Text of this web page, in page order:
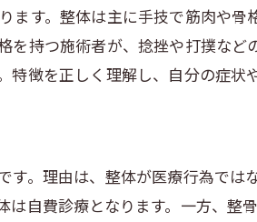
合う整体院選びで重要なポイント
院の選び方を徹底解説
整骨院の違いとメリットを解説
用の有無と施術内容の違いを知ろ
評価で見る整体・整骨院の選び方
す。整体は主に手技で筋肉や
持つ施術者が、捻挫や打撲な
徴を正しく理解し、自分の症状
。理由は、整体が医療行為で
自費診療となります。一方、